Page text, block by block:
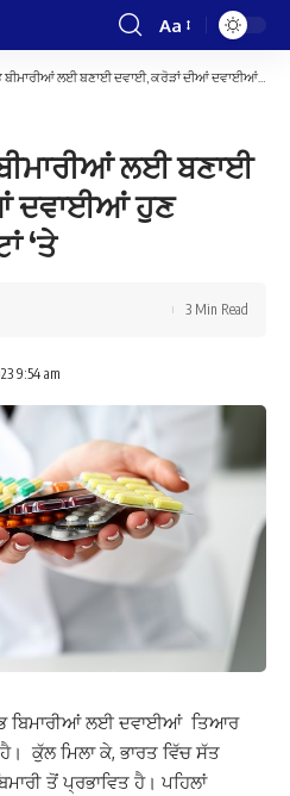
Font
Resizer
Aa
ਲਈ ਬਣਾਈ ਦਵਾਈ, ਕਰੋੜਾਂ ਦੀਆਂ ਦਵਾਈਆਂ ਹੁਣ ਮਿਲਣਗੀਆਂ ਘੱਟ ਰੇਟਾਂ ‘ਤੇ
ਲਈ ਬਣਾਈ
ਦਵਾਈਆਂ ਹੁਣ
‘ਤੇ
9:54 am
3 Min Read
ਬਿਮਾਰੀਆਂ ਲਈ ਦਵਾਈਆਂ ਤਿਆਰ
ਕੁੱਲ ਮਿਲਾ ਕੇ, ਭਾਰਤ ਵਿੱਚ ਸੱਤ
ਤੋਂ ਪ੍ਰਭਾਵਿਤ ਹੈ। ਪਹਿਲਾਂ